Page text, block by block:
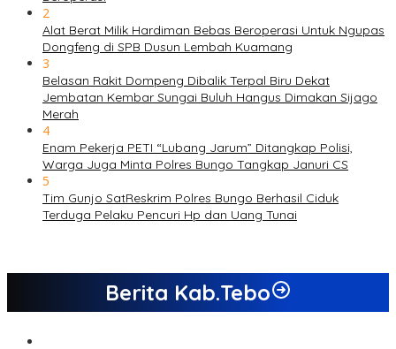
2
Alat Berat Milik Hardiman Bebas Beroperasi Untuk Ngupas
Dongfeng di SPB Dusun Lembah Kuamang
3
Belasan Rakit Dompeng Dibalik Terpal Biru Dekat
Jembatan Kembar Sungai Buluh Hangus Dimakan Sijago
Merah
4
Enam Pekerja PETI “Lubang Jarum” Ditangkap Polisi,
Warga Juga Minta Polres Bungo Tangkap Januri CS
5
Tim Gunjo SatReskrim Polres Bungo Berhasil Ciduk
Terduga Pelaku Pencuri Hp dan Uang Tunai
Berita Kab.Tebo